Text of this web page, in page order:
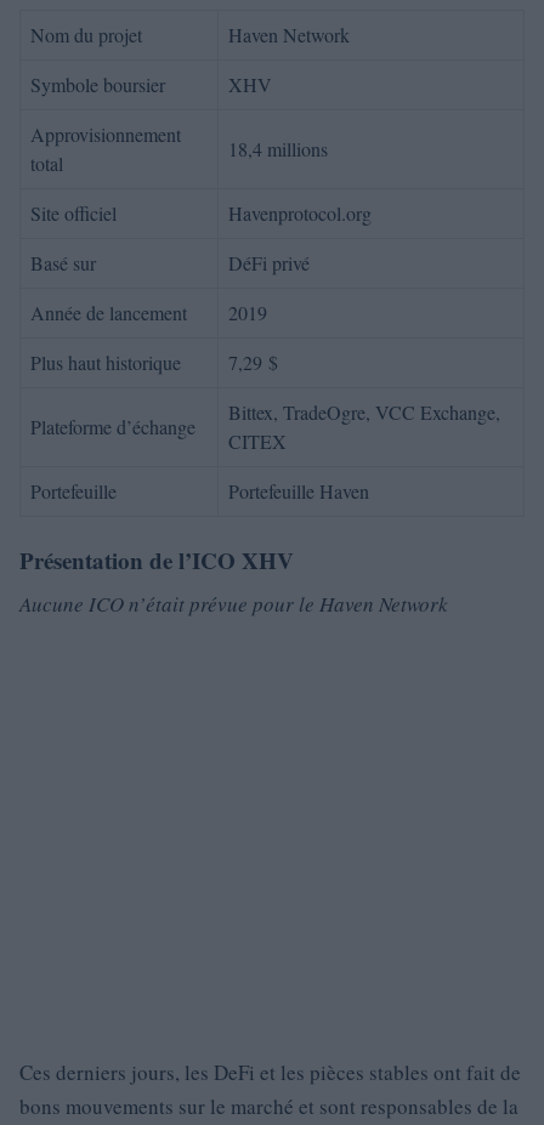
Nom du projet
Haven Network
Symbole boursier
XHV
Approvisionnement
total
18,4 millions
Site officiel
Havenprotocol.org
Basé sur
DéFi privé
Année de lancement
2019
Plus haut historique
7,29 $
Plateforme d’échange
Bittex, TradeOgre, VCC Exchange,
CITEX
Portefeuille
Portefeuille Haven
Présentation de l’ICO XHV
Aucune ICO n’était prévue pour le Haven Network
Ces derniers jours, les DeFi et les pièces stables ont fait de
bons mouvements sur le marché et sont responsables de la